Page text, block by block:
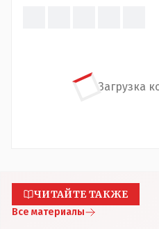
Загрузка
ЧИТАЙТЕ ТАКЖЕ
Все материалы